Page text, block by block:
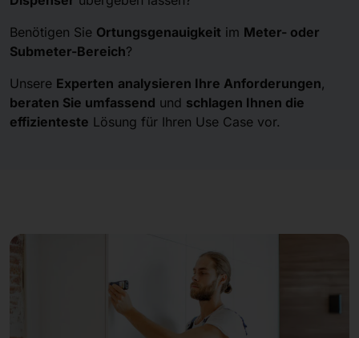
Benötigen Sie Ortungsgenauigkeit im Meter- oder
Submeter-Bereich?
Unsere Experten analysieren Ihre Anforderungen,
beraten Sie umfassend und schlagen Ihnen die
effizienteste Lösung für Ihren Use Case vor.